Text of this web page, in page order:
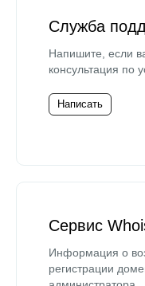
Служба
Напишите, если
консультация по
Написать
Сервис
Информация о
регистрации